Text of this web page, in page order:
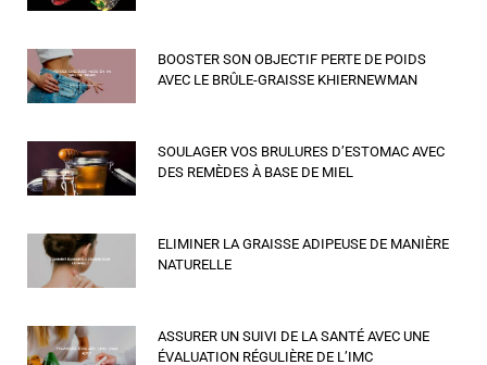
BOOSTER SON OBJECTIF PERTE DE POIDS
AVEC LE BRÛLE-GRAISSE KHIERNEWMAN
SOULAGER VOS BRULURES D’ESTOMAC AVEC
DES REMÈDES À BASE DE MIEL
ELIMINER LA GRAISSE ADIPEUSE DE MANIÈRE
NATURELLE
ASSURER UN SUIVI DE LA SANTÉ AVEC UNE
ÉVALUATION RÉGULIÈRE DE L’IMC